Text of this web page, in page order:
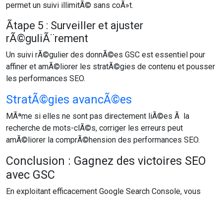
permet un suivi illimitÃ© sans coÃ»t.
Ãtape 5 : Surveiller et ajuster
rÃ©guliÃ¨rement
Un suivi rÃ©gulier des donnÃ©es GSC est essentiel pour
affiner et amÃ©liorer les stratÃ©gies de contenu et pousser
les performances SEO.
StratÃ©gies avancÃ©es
MÃªme si elles ne sont pas directement liÃ©es Ã la
recherche de mots-clÃ©s, corriger les erreurs peut
amÃ©liorer la comprÃ©hension des performances SEO.
Conclusion : Gagnez des victoires SEO
avec GSC
En exploitant efficacement Google Search Console, vous